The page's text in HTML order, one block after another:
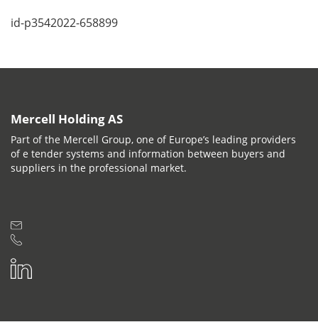
id-p3542022-658899
Mercell Holding AS
Part of the Mercell Group, one of Europe’s leading providers
of e tender systems and information between buyers and
suppliers in the professional market.